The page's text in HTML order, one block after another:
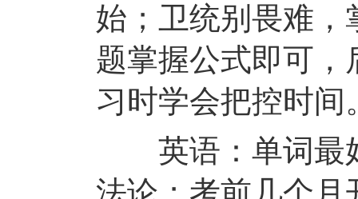
始；卫统别畏难
题掌握公式即可
习时学会把控时间
英语：单词最